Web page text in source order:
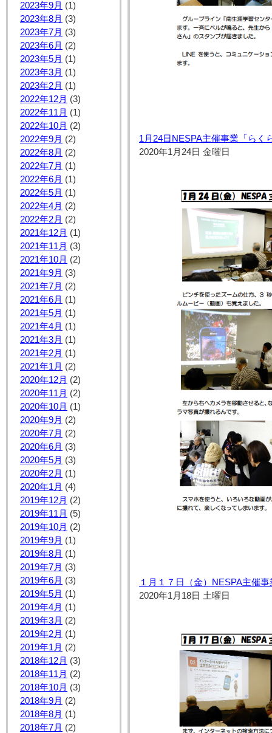
2023年9月 (1)
2023年8月 (3)
2023年7月 (3)
2023年6月 (2)
2023年5月 (1)
2023年3月 (1)
2023年2月 (1)
2022年12月 (3)
2022年11月 (1)
2022年10月 (2)
2022年9月 (2)
2022年8月 (2)
2022年7月 (1)
2022年6月 (1)
2022年5月 (1)
2022年4月 (2)
2022年2月 (2)
2021年12月 (1)
2021年11月 (3)
2021年10月 (2)
2021年9月 (3)
2021年7月 (2)
2021年6月 (1)
2021年5月 (1)
2021年4月 (1)
2021年3月 (1)
2021年2月 (1)
2021年1月 (2)
2020年12月 (2)
2020年11月 (2)
2020年10月 (1)
2020年9月 (2)
2020年7月 (2)
2020年6月 (3)
2020年5月 (3)
2020年2月 (1)
2020年1月 (4)
2019年12月 (2)
2019年11月 (5)
2019年10月 (2)
2019年9月 (1)
2019年8月 (1)
2019年7月 (3)
2019年6月 (3)
2019年5月 (1)
2019年4月 (1)
2019年3月 (2)
2019年2月 (1)
2019年1月 (2)
2018年12月 (3)
2018年11月 (2)
2018年10月 (3)
2018年9月 (2)
2018年8月 (1)
2018年7月 (2)
1月24日NESPA主催事業「ら
2020年1月24日 金曜日
１月１７日（金）NESPA主催
2020年1月18日 土曜日